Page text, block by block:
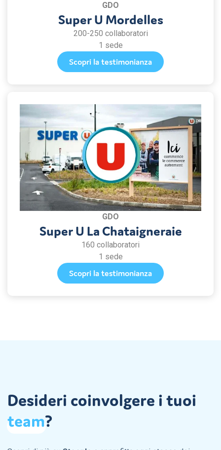
GDO
Super U Mordelles
200-250 collaboratori
1 sede
Scopri la testimonianza
GDO
Super U La Chataigneraie
160 collaboratori
1 sede
Scopri la testimonianza
Desideri coinvolgere i tuoi
team?